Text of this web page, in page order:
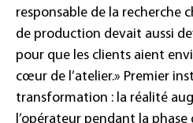
responsable de la recherche
de production devait aussi
pour que les clients aient
cœur de l’atelier.» Premier
transformation : la réalité
l’opérateur pendant la